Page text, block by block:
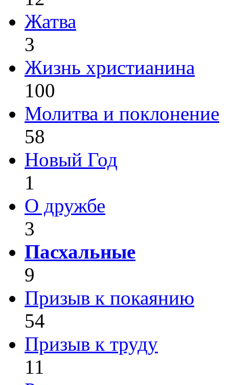
Жатва
3
Жизнь христианина
100
Молитва и поклонение
58
Новый Год
1
О дружбе
3
Пасхальные
9
Призыв к покаянию
54
Призыв к труду
11